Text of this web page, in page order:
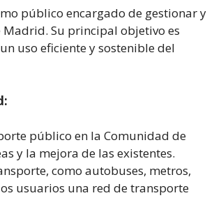
público encargado de gestionar y
Su principal objetivo es
uso eficiente y sostenible del
público en la Comunidad de
y la mejora de las existentes.
como autobuses, metros,
usuarios una red de transporte